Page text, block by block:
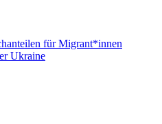
für Migrant*innen
Ukraine